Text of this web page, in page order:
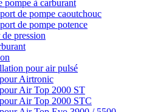
pompe à carburant
de pompe caoutchouc
de pompe potence
pression
pour air pulsé
Airtronic
Air Top 2000 ST
Air Top 2000 STC